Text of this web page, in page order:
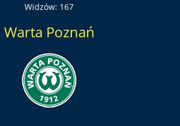
Widzów: 167
Warta Poznań